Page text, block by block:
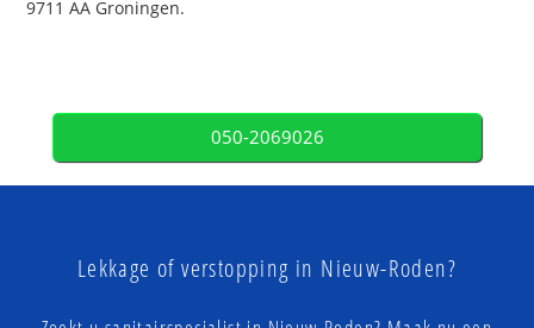
9711 AA Groningen.
050-2069026
Lekkage of verstopping in Nieuw-Roden?